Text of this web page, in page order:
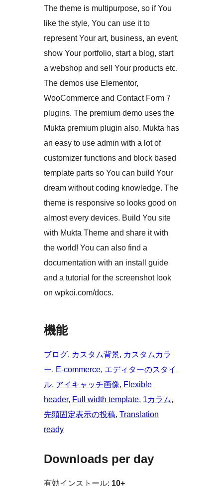
The theme is multipurpose, so if You
like the style, You can use it to
represent Your art, business, an event,
show Your portfolio, start a blog, start
a webshop and sell Your products etc.
The demos use Elementor,
WooCommerce and Contact Form 7
plugins. The premium demo uses the
Mukta premium plugin also. Mukta has
an easy to use admin with a lot of
customizer functions and block based
template parts so You can build Your
dream without coding knowledge. The
theme is responsive so looks good on
almost every devices. Build You site
with Mukta Theme and share it with
the world! You can also find a
documentation with an install guide
and a tutorial for the screenshot look
on wpkoi.com/docs.
機能
ブログ, カスタム背景, カスタムカラ
ー, E-commerce, エディターのスタイ
ル, アイキャッチ画像, Flexible
header, Full width template, 1カラム
先頭固定表示の投稿, Translation
ready
Downloads per day
有効インストール: 10+